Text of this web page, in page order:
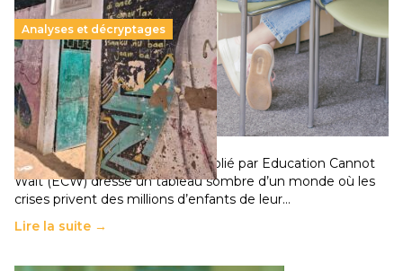
Analyses et décryptages
258 millions d’enfants victimes de la guerre, des
chocs climatiques et des déplacements de
population
11 juillet 2026- National
Un nouveau rapport mondial publié par Education Cannot
Wait (ECW) dresse un tableau sombre d’un monde où les
crises privent des millions d’enfants de leur…
Lire la suite →